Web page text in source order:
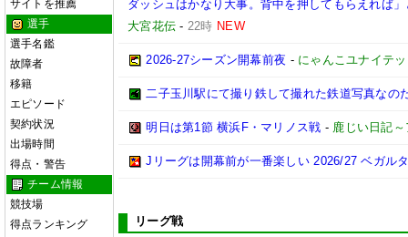
サイトを推薦
選手
選手名鑑
故障者
移籍
エピソード
契約状況
出場時間
得点・警告
チーム情報
競技場
得点ランキング
ダッシュはかなり大事。背中を押してもらえれば
大宮花伝 - 22時 NEW
2026‐27シーズン開幕前夜 - にゃんこユナイテ
二子玉川駅にて撮り鉄して撮れた鉄道写真なの
明日は第1節 横浜F・マリノス戦 - 鹿じい日記
Jリーグは開幕前が一番楽しい 2026/27 ベガル
リーグ戦